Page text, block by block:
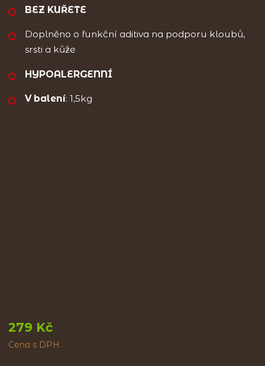
BEZ KUŘETE
Doplněno o funkční aditiva na podporu kloubů,
srsti a kůže
HYPOALERGENNÍ
V balení: 1,5kg
279 Kč
Cena s DPH